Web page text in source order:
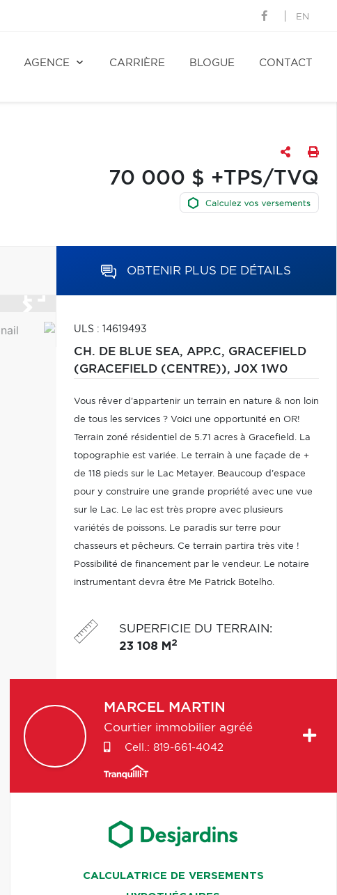
EN
AGENCE CARRIÈRE BLOGUE CONTACT
70 000 $ +TPS/TVQ
OBTENIR PLUS DE DÉTAILS
ULS : 14619493
CH. DE BLUE SEA, APP.C, GRACEFIELD
(GRACEFIELD (CENTRE)), J0X 1W0
Vous rêver d'appartenir un terrain en nature & non loin
de tous les services ? Voici une opportunité en OR!
Terrain zoné résidentiel de 5.71 acres à Gracefield. La
topographie est variée. Le terrain à une façade de +
de 118 pieds sur le Lac Metayer. Beaucoup d'espace
pour y construire une grande propriété avec une vue
sur le Lac. Le lac est très propre avec plusieurs
variétés de poissons. Le paradis sur terre pour
chasseurs et pêcheurs. Ce terrain partira très vite !
Possibilité de financement par le vendeur. Le notaire
instrumentant devra être Me Patrick Botelho.
SUPERFICIE DU TERRAIN:
23 108 M 2
MARCEL MARTIN
Courtier immobilier agréé
Cell.: 819-661-4042
CALCULATRICE DE VERSEMENTS